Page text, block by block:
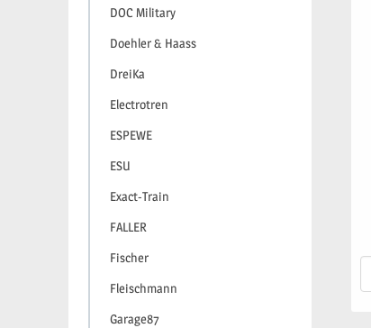
DOC Military
Doehler & Haass
DreiKa
Electrotren
ESPEWE
ESU
Exact-Train
FALLER
Fischer
Fleischmann
Garage87